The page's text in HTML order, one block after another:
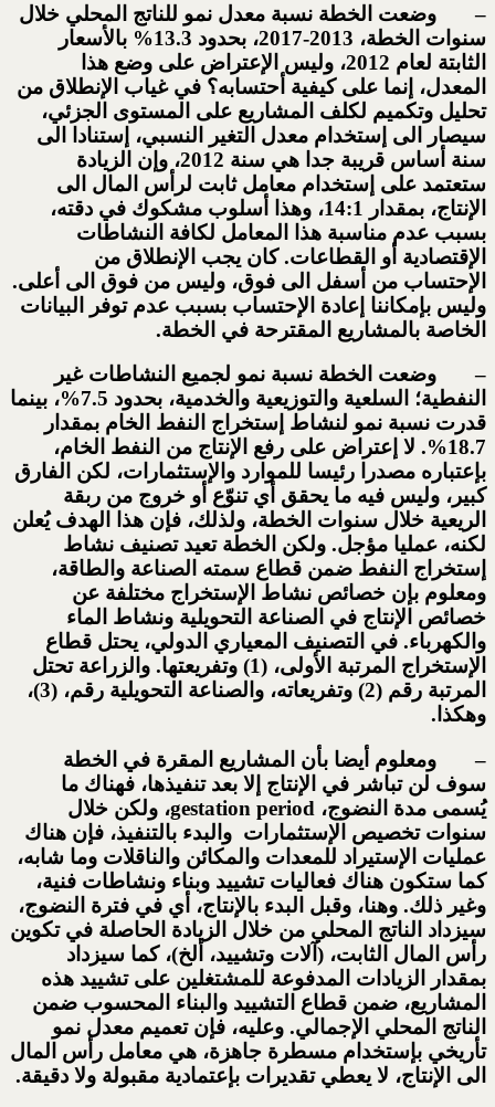
– وضعت الخطة نسبة معدل نمو للناتج المحلي خلال
سنوات الخطة، 2013-2017، بحدود 13.3% بالأسعار
الثابتة لعام 2012، وليس الإعتراض على وضع هذا
المعدل، إنما على كيفية أحتسابه؟ في غياب الإنطلاق من
تحليل وتكميم لكلف المشاريع على المستوى الجزئي،
سيصار الى إستخدام معدل التغير النسبي، إستنادا الى
سنة أساس قريبة جدا هي سنة 2012، وإن الزيادة
ستعتمد على إستخدام معامل ثابت لرأس المال الى
الإنتاج، بمقدار 14:1، وهذا أسلوب مشكوك في دقته،
بسبب عدم مناسبة هذا المعامل لكافة النشاطات
الإقتصادية أو القطاعات. كان يجب الإنطلاق من
الإحتساب من أسفل الى فوق، وليس من فوق الى أعلى.
وليس بإمكاننا إعادة الإحتساب بسبب عدم توفر البيانات
الخاصة بالمشاريع المقترحة في الخطة.
– وضعت الخطة نسبة نمو لجميع النشاطات غير
النفطية؛ السلعية والتوزيعية والخدمية، بحدود 7.5%، بينما
قدرت نسبة نمو لنشاط إستخراج النفط الخام بمقدار
18.7%. لا إعتراض على رفع الإنتاج من النفط الخام،
بإعتباره مصدرا رئيسا للموارد والإستثمارات، لكن الفارق
كبير، وليس فيه ما يحقق أي تنوّع أو خروج من ربقة
الريعية خلال سنوات الخطة، ولذلك، فإن هذا الهدف يُعلن
لكنه، عمليا مؤجل. ولكن الخطة تعيد تصنيف نشاط
إستخراج النفط ضمن قطاع سمته الصناعة والطاقة،
ومعلوم بإن خصائص نشاط الإستخراج مختلفة عن
خصائص الإنتاج في الصناعة التحويلية ونشاط الماء
والكهرباء. في التصنيف المعياري الدولي، يحتل قطاع
الإستخراج المرتبة الأولى، (1) وتفريعتها. والزراعة تحتل
المرتبة رقم (2) وتفريعاته، والصناعة التحويلية رقم، (3)،
وهكذا.
– ومعلوم أيضا بأن المشاريع المقرة في الخطة
سوف لن تباشر في الإنتاج إلا بعد تنفيذها، فهناك ما
يُسمى مدة النضوج، gestation period، ولكن خلال
سنوات تخصيص الإستثمارات والبدء بالتنفيذ، فإن هناك
عمليات الإستيراد للمعدات والمكائن والناقلات وما شابه،
كما ستكون هناك فعاليات تشييد وبناء ونشاطات فنية،
وغير ذلك. وهنا، وقبل البدء بالإنتاج، أي في فترة النضوج،
سيزداد الناتج المحلي من خلال الزيادة الحاصلة في تكوين
رأس المال الثابت، (آلات وتشييد، ألخ)، كما سيزداد
بمقدار الزيادات المدفوعة للمشتغلين على تشييد هذه
المشاريع، ضمن قطاع التشييد والبناء المحسوب ضمن
الناتج المحلي الإجمالي. وعليه، فإن تعميم معدل نمو
تأريخي بإستخدام مسطرة جاهزة، هي معامل رأس المال
الى الإنتاج، لا يعطي تقديرات بإعتمادية مقبولة ولا دقيقة.